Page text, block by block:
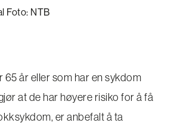
Foto: NTB
65 år eller som har en sykdom
at de har høyere risiko for å få
er anbefalt å ta